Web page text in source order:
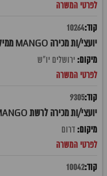
10264
יועצי/ות מכירה MANGO ממילא ירושלים
ירושלים יו"ש
9305
יועצי/ות מכירה לרשת MANGO סניף אייסמול אילת
דרום
10042